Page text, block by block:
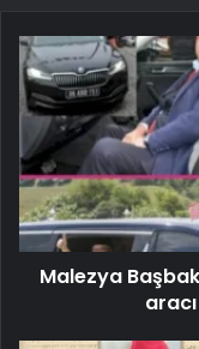
Malezya